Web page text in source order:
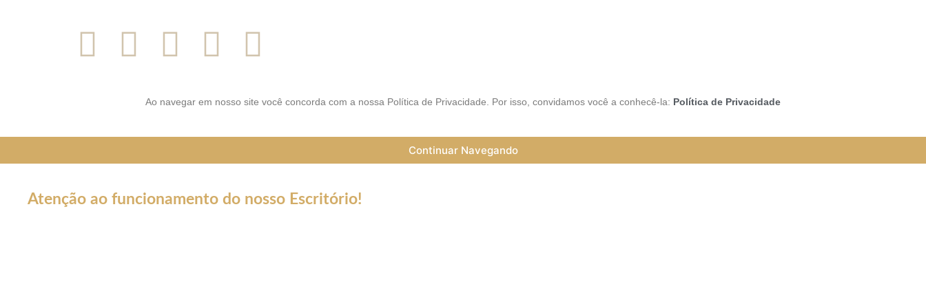
Ao navegar em nosso site você concorda com a nossa Política de Privacidade. Por isso, convidamos você a conhecê-la: Política de Privacidade
Continuar Navegando
Atenção ao funcionamento do nosso Escritório!